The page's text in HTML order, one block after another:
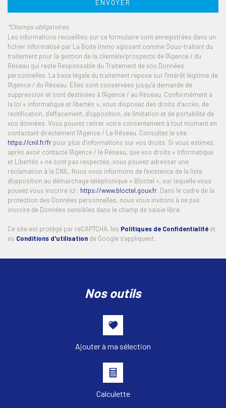
Propriétaires (vs. locataires)
72,35 %
Taxe habitation
14,59 %
Taxe foncière
Habitants de moins de 25 ans
23,64 %
Habitants de 25 à 55 ans
35,96 %
Habitants de plus de 55 ans
40,40 %
Nombre d'enfants par famille
Familles sans enfant
55,60 %
Familles avec 1 ou 2 enfants
23,08 %
Maisons
70,25 %
Appartements
29,75 %
Familles avec 3 enfants
ENVOYER
*Champs obligatoires
Les informations recueillies sur ce formulaire sont enregistrées dans un
fichier informatisé par La Boite Immo agissant comme Sous-traitant du
traitement pour la gestion de la clientèle/prospects de l'Agence / du
Réseau qui reste Responsable du Traitement de vos Données
personnelles. La base légale du traitement repose sur l'intérêt légitime de
l'Agence / du Réseau. Elles sont conservées jusqu'à demande de
suppression et sont destinées à l'Agence / au Réseau. Conformément à
la loi « informatique et libertés », vous disposez des droits d’accès, de
rectification, d’effacement, d’opposition, de limitation et de portabilité de
vos données. Vous pouvez retirer votre consentement à tout moment en
contactant directement l’Agence / Le Réseau. Consultez le site
https://cnil.fr/fr pour plus d’informations sur vos droits. Si vous estimez,
après avoir contacté l'Agence / le Réseau, que vos droits « Informatique
et Libertés » ne sont pas respectés, vous pouvez adresser une
réclamation à la CNIL. Nous vous informons de l’existence de la liste
d'opposition au démarchage téléphonique « Bloctel », sur laquelle vous
pouvez vous inscrire ici : https://www.bloctel.gouv.fr. Dans le cadre de la
protection des Données personnelles, nous vous invitons à ne pas
inscrire de Données sensibles dans le champ de saisie libre.
Ce site est protégé par reCAPTCHA, les Politiques de Confidentialité et
es Conditions d'utilisation de Google s'appliquent.
nos outils
Ajouter à ma sélection
Calculette